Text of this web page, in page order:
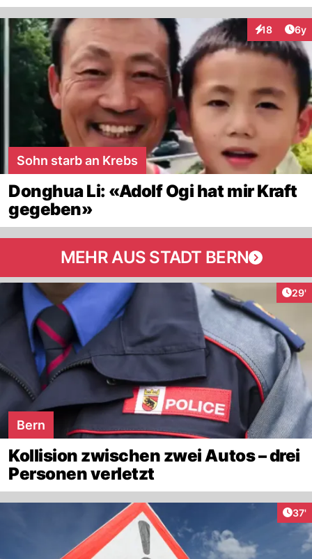
18 6y
Sohn starb an Krebs
Donghua Li: «Adolf Ogi hat mir Kraft
gegeben»
MEHR AUS STADT BERN
29'
Bern
Kollision zwischen zwei Autos – drei
Personen verletzt
37'